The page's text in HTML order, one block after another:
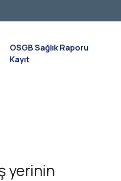
yerinin
OSGB Sağlık Raporu
Kayıt